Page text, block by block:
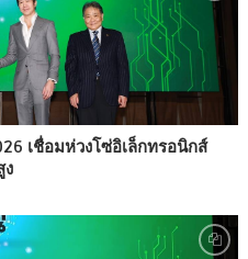
เชื่อมห่วงโซ่อิเล็กทรอนิกส์
ง